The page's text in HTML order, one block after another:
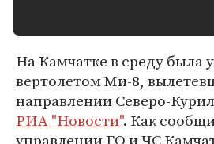
На Камчатке в среду была
вертолетом Ми-8,
направлении Северо-
РИА "Новости". Как